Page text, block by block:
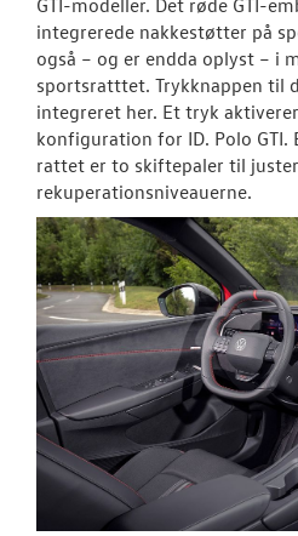
GTI-modeller. Det røde GTI-
integrerede nakkestøtter på
også – og er endda oplyst – i
sportsratttet. Trykknappen til
integreret her. Et tryk
konfiguration for ID. Polo GTI.
rattet er to skiftepaler til
rekuperationsniveauerne.